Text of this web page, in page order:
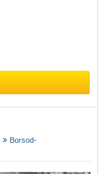
Borsod-